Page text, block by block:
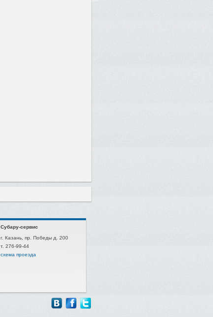
Субару-сервис
г. Казань, пр. Победы д. 200
т. 276-99-44
схема проезда